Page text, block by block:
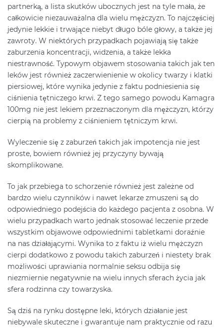
partnerką, a lista skutków ubocznych jest na tyle mała, że
całkowicie niezauważalna dla wielu mężczyzn. To najczęściej
jedynie lekkie i trwające niebyt długo bóle głowy, a także jej
zawroty. W niektórych przypadkach pojawiają się także
zaburzenia koncentracji, widzenia, a także lekka
niestrawność. Typowym objawem stosowania takich jak ten
leków jest również zaczerwienienie w okolicy twarzy i klatki
piersiowej, które wynika jedynie z faktu podniesienia się
ciśnienia tętniczego krwi. Z tego samego powodu Kamagra
100mg nie jest lekiem przeznaczonym dla mężczyzn, którzy
cierpią na problemy z ciśnieniem tętniczym krwi.
Wyleczenie się z zaburzeń takich jak impotencja nie jest
proste, bowiem również jej przyczyny bywają
skomplikowane.
To jak przebiega to schorzenie również jest zależne od
bardzo wielu czynników i nawet lekarze zmuszeni są do
odpowiedniego podejścia do każdego pacjenta z osobna. W
wielu przypadkach warto jednak stosować leczenie przede
wszystkim objawowe odpowiednimi tabletkami doraźnie
na nas działającymi. Wynika to z faktu iż wielu mężczyzn
cierpi dodatkowo z powodu takich zaburzeń i niestety brak
możliwości uprawiania normalnie seksu odbija się
niezmiernie negatywnie na wielu innych sferach życia jak
sfera rodzinna czy towarzyska.
Są dziś na rynku dostępne leki, których działanie jest
niebywale skuteczne i gwarantuje nam praktycznie od razu